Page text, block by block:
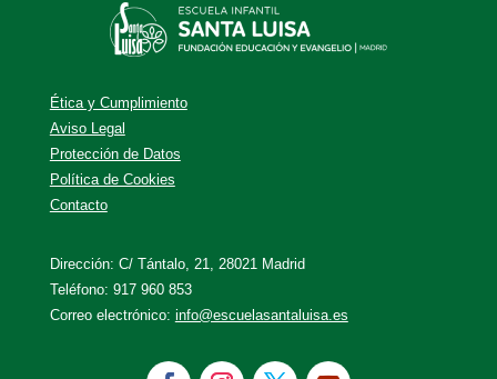
Ética y Cumplimiento
Aviso Legal
Protección de Datos
Política de Cookies
Contacto
Dirección: C/ Tántalo, 21, 28021 Madrid
Teléfono: 917 960 853
Correo electrónico: info@escuelasantaluisa.es